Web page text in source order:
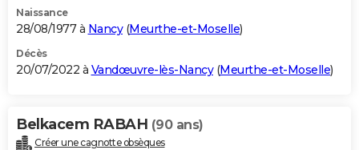
Naissance
28/08/1977 à Nancy(Meurthe-et-Moselle)
Décès
20/07/2022 à Vandœuvre-lès-Nancy(Meurthe-et-Moselle)
Belkacem RABAH (90 ans)
Créer une cagnotte obsèques